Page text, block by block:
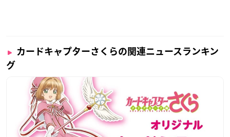
カードキャプターさくらの関連ニュースランキン
グ